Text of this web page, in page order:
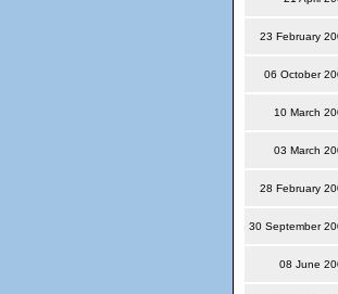
23 February
06 October
10 March
03 March
28 February
30 September
08 June